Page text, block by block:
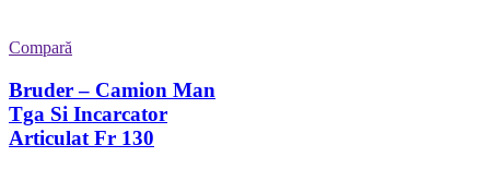
Compară
Bruder – Camion Man
Tga Si Incarcator
Articulat Fr 130